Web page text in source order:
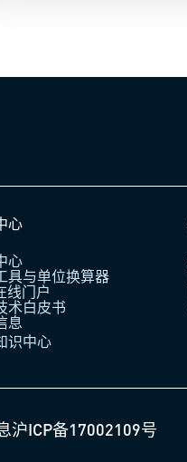
心
心
具与单位换算器
线门户
术白皮书
息
识中心
沪ICP备17002109号